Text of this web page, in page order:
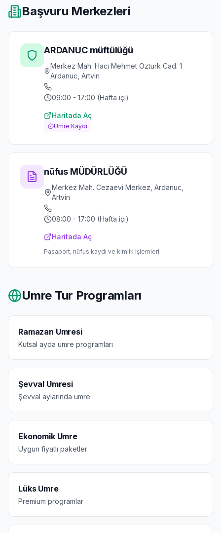
Başvuru Merkezleri
ARDANUC müftülüğü
Merkez Mah. Hacı Mehmet Ozturk Cad. 1
Ardanuc, Artvin
09:00 - 17:00 (Hafta içi)
Haritada Aç
Umre Kaydı
nüfus MÜDÜRLÜĞÜ
Merkez Mah. Cezaevi Merkez, Ardanuc,
Artvin
08:00 - 17:00 (Hafta içi)
Haritada Aç
Pasaport, nüfus kaydı ve kimlik işlemleri
Umre Tur Programları
Ramazan Umresi
Kutsal ayda umre programları
Şevval Umresi
Şevval aylarında umre
Ekonomik Umre
Uygun fiyatlı paketler
Lüks Umre
Premium programlar